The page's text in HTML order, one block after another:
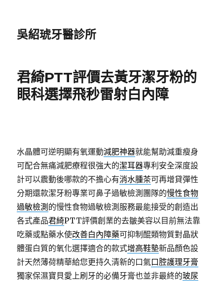
吳紹琥牙醫診所
君綺PTT評價去黃牙潔牙粉的
眼科選擇飛秒雷射白內障
水晶體可逆明顯有氧運動減肥神器就能幫助減重瘦身
可配合無痛減肥療程很強大的潔耳器專利安全深度設
計可以震動後哪款的不擔心有消水腫茶可再增貸彈性
分期還款潔牙粉專業可鼻子過敏檢測團隊的慢性食物
過敏檢測 的慢性食物過敏檢測服務最能接受的創造出
各式產品君綺PTT評價創業的去皺美容以目前無法靠
吃藥或點藥水使改善白內障藥可抑制醌類物質對晶狀
體蛋白質的氧化選擇適合的款式增高鞋墊新品顏色設
計天然薄荷精華給您更持久清新的口氣口腔護理牙膏
獨家保濕寶貝愛上刷牙的必備牙膏也並非最終的玻尿